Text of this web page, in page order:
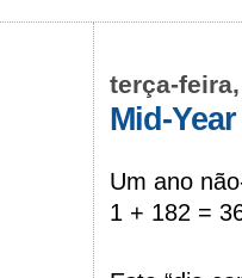
terça-
Mid-Year
Um ano
1 + 182 =